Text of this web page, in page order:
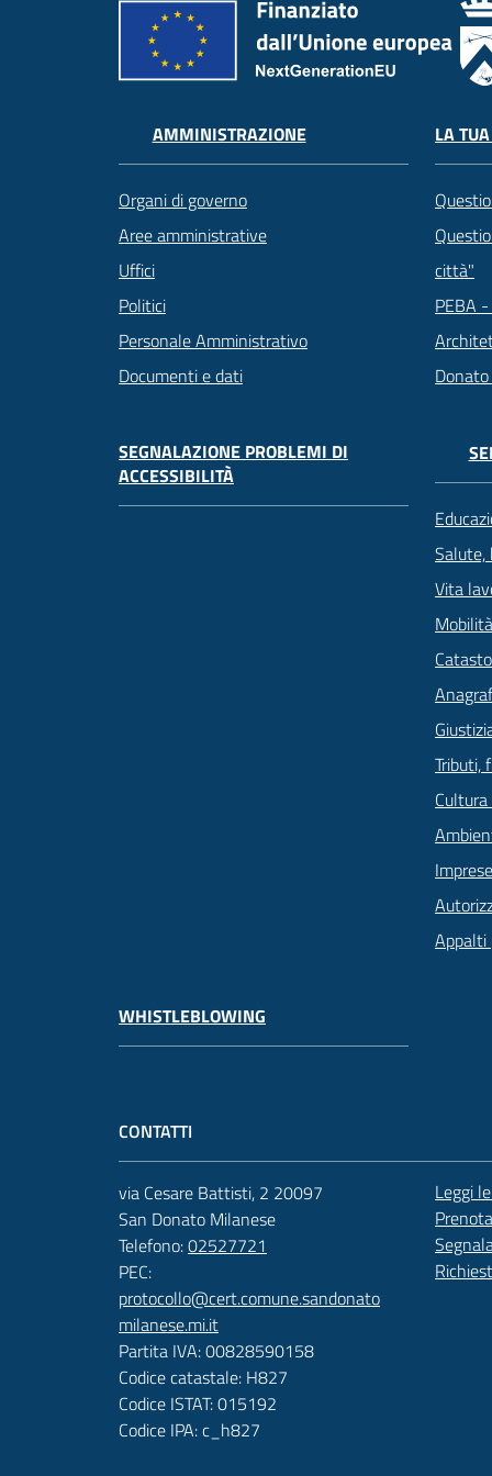
AMMINISTRAZIONE
Organi di governo
Aree amministrative
Uffici
Politici
Personale Amministrativo
Documenti e dati
LA
città"
PEBA
SEGNALAZIONE PROBLEMI DI
ACCESSIBILITÀ
Salute,
Vita
Tributi,
Appalti
WHISTLEBLOWING
CONTATTI
via Cesare Battisti, 2 20097
San Donato Milanese
Telefono:02527721
PEC:
protocollo@cert.comune.sandonato
milanese.mi.it
Partita IVA: 00828590158
Codice catastale: H827
Codice ISTAT: 015192
Codice IPA: c_h827
Leggi